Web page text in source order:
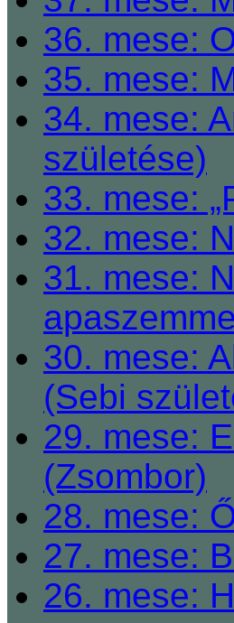
36. mese:
35. mese:
34. mese:
születése)
33. mese:
32. mese:
31. mese:
30. mese:
(Sebi
29. mese:
(Zsombor)
28. mese:
27. mese:
26. mese: